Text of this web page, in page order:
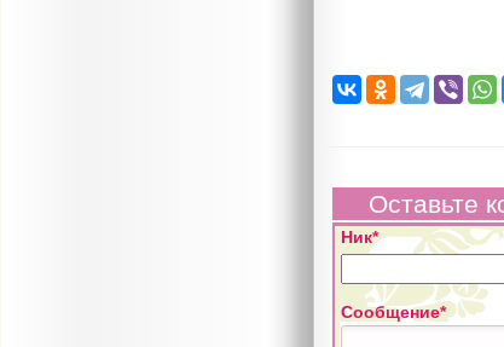
Оставьте
Ник*
Сообщение*